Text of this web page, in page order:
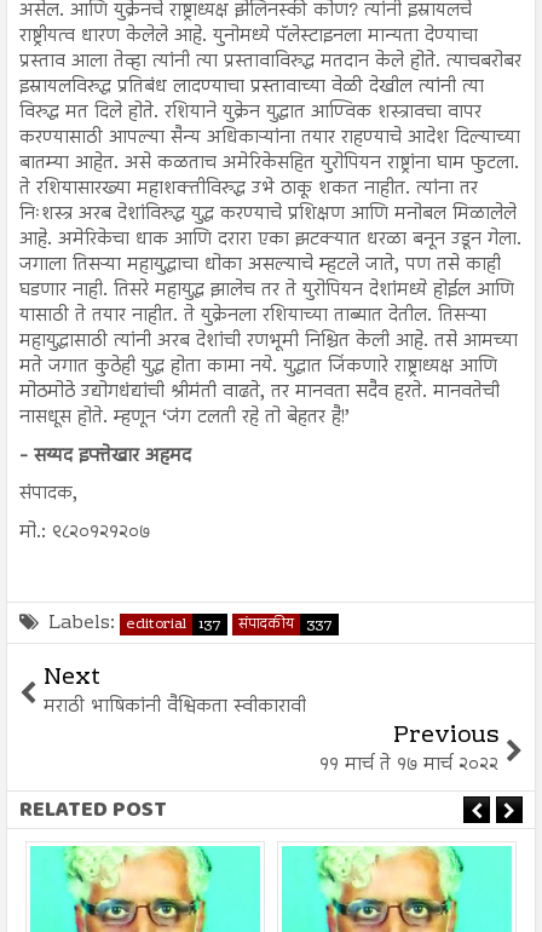
असेल. आणि युक्रेनचे राष्ट्राध्यक्ष झेलिनस्की कोण? त्यांनी इस्रायलचे
राष्ट्रीयत्व धारण केलेले आहे. युनोमध्ये पॅलेस्टाइनला मान्यता देण्याचा
प्रस्ताव आला तेव्हा त्यांनी त्या प्रस्तावाविरुद्ध मतदान केले होते. त्याचबरोबर
इस्रायलविरुद्ध प्रतिबंध लादण्याचा प्रस्तावाच्या वेळी देखील त्यांनी त्या
विरुद्ध मत दिले होते. रशियाने युक्रेन युद्धात आण्विक शस्त्रावचा वापर
करण्यासाठी आपल्या सैन्य अधिकाऱ्यांना तयार राहण्याचे आदेश दिल्याच्या
बातम्या आहेत. असे कळताच अमेरिकेसहित युरोपियन राष्ट्रांना घाम फुटला.
ते रशियासारख्या महाशक्तीविरुद्ध उभे ठाकू शकत नाहीत. त्यांना तर
निःशस्त्र अरब देशांविरुद्ध युद्ध करण्याचे प्रशिक्षण आणि मनोबल मिळालेले
आहे. अमेरिकेचा धाक आणि दरारा एका झटक्यात धरळा बनून उडून गेला.
जगाला तिसऱ्या महायुद्धाचा धोका असल्याचे म्हटले जाते, पण तसे काही
घडणार नाही. तिसरे महायुद्ध झालेच तर ते युरोपियन देशांमध्ये होईल आणि
यासाठी ते तयार नाहीत. ते युक्रेनला रशियाच्या ताब्यात देतील. तिसऱ्या
महायुद्धासाठी त्यांनी अरब देशांची रणभूमी निश्चित केली आहे. तसे आमच्या
मते जगात कुठेही युद्ध होता कामा नये. युद्धात जिंकणारे राष्ट्राध्यक्ष आणि
मोठमोठे उद्योगधंद्यांची श्रीमंती वाढते, तर मानवता सदैव हरते. मानवतेची
नासधूस होते. म्हणून ‘जंग टलती रहे तो बेहतर है!’
- सय्यद इफ्तेखार अहमद
संपादक,
मो.: ९८२०१२१२०७
Labels: editorial 137 संपादकीय 337
Next
मराठी भाषिकांनी वैश्विकता स्वीकारावी
Previous
११ मार्च ते १७ मार्च २०२२
RELATED POST